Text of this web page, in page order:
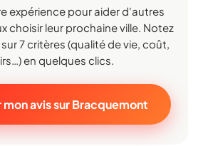
expérience pour aider d'autres
choisir leur prochaine ville. Notez
7 critères (qualité de vie, coût,
en quelques clics.
mon avis sur Bracquemont